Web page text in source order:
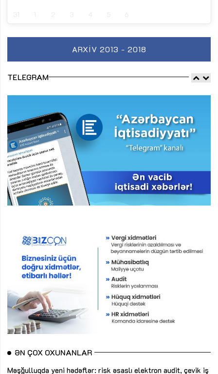
ARXIV 2013 - 2018
TELEGRAM
ƏN ÇOX OXUNANLAR
Məşğulluqda yeni hədəflər: risk əsaslı elektron audit, çevik iş